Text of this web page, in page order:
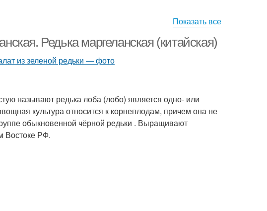
Показать все
Редька маргеланская (китайская)
называют редька лоба (лобо) является одно- или
культура относится к корнеплодам, причем она не
обыкновенной чёрной редьки . Выращивают
Востоке РФ.